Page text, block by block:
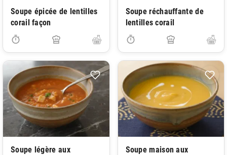
Soupe épicée de lentilles
corail façon
Soupe réchauffante de
lentilles corail
Soupe légère aux
Soupe maison aux